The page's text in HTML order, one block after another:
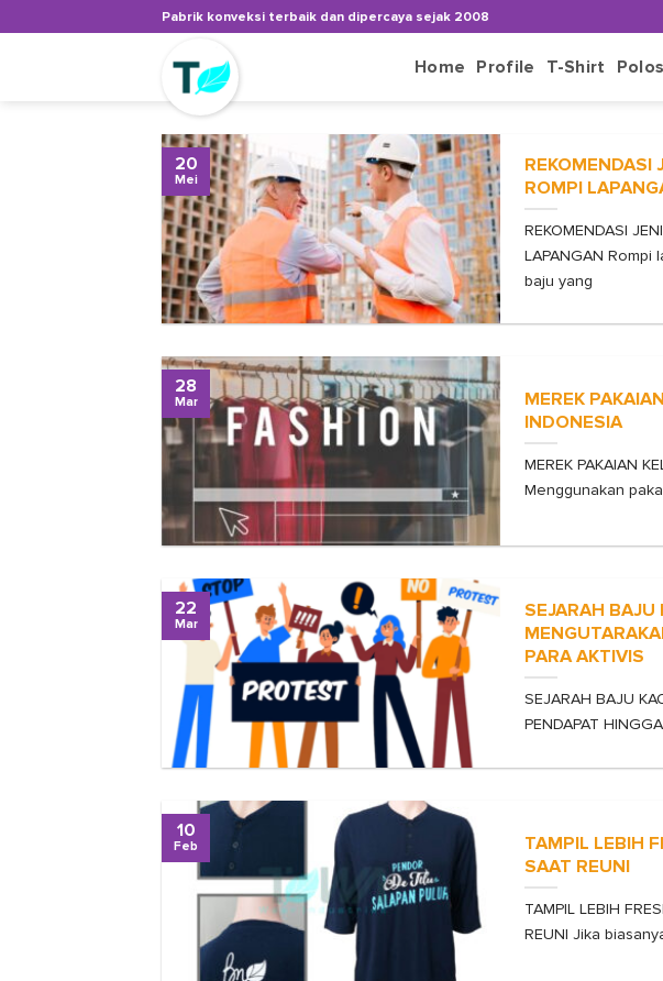
to
Pabrik konveksi terbaik dan dipercaya sejak 2008
Home Profile T-Shirt
REKOMENDASI
ROMPI
REKOMENDASI
LAPANGAN
baju yang
20
Mei
MEREK
INDONESIA
MEREK PAKAIAN
Menggunakan
28
Mar
SEJARAH BAJU
PARA AKTIVIS
SEJARAH BAJU
PENDAPAT
22
Mar
TAMPIL LEBIH
SAAT REUNI
TAMPIL LEBIH
REUNI Jika
10
Feb